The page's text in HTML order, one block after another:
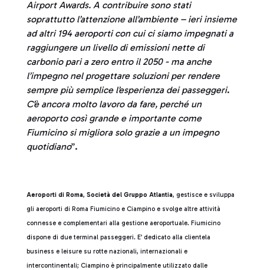
Airport Awards. A contribuire sono stati
soprattutto l’attenzione all’ambiente – ieri insieme
ad altri 194 aeroporti con cui ci siamo impegnati a
raggiungere un livello di emissioni nette di
carbonio pari a zero entro il 2050 - ma anche
l’impegno nel progettare soluzioni per rendere
sempre più semplice l’esperienza dei passeggeri.
C’è ancora molto lavoro da fare, perché un
aeroporto così grande e importante come
Fiumicino si migliora solo grazie a un impegno
quotidiano”.
Aeroporti di Roma, Società del Gruppo Atlantia, gestisce e sviluppa
gli aeroporti di Roma Fiumicino e Ciampino e svolge altre attività
connesse e complementari alla gestione aeroportuale. Fiumicino
dispone di due terminal passeggeri. E’ dedicato alla clientela
business e leisure su rotte nazionali, internazionali e
intercontinentali; Ciampino è principalmente utilizzato dalle